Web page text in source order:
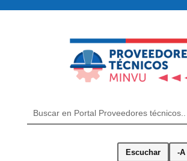
Escuchar -A